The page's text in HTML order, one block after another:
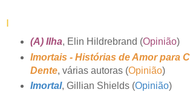
I
(A) Ilha, Elin Hildrebrand (Opinião)
Imortais - Histórias de Amor para
Dente, várias autoras (Opinião)
Imortal, Gillian Shields (Opinião)